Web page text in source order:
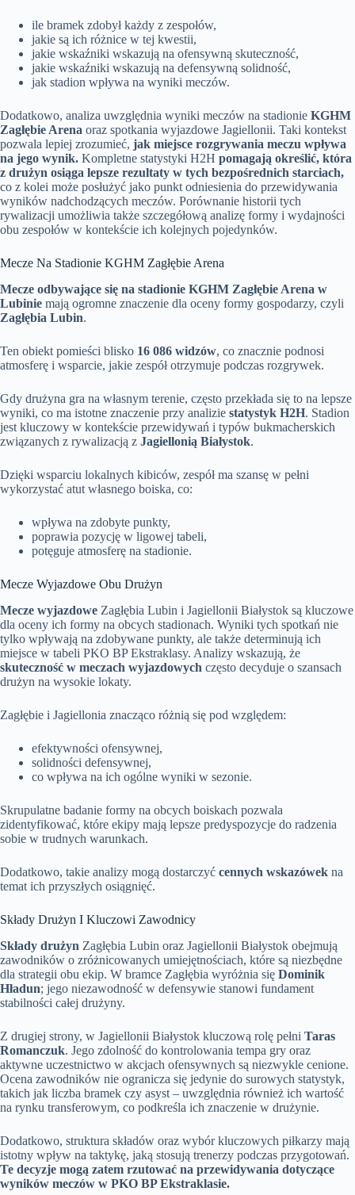
ile bramek zdobył każdy z zespołów,
jakie są ich różnice w tej kwestii,
jakie wskaźniki wskazują na ofensywną skuteczność,
jakie wskaźniki wskazują na defensywną solidność,
jak stadion wpływa na wyniki meczów.
Dodatkowo, analiza uwzględnia wyniki meczów na stadionie KGHM
Zagłębie Arena oraz spotkania wyjazdowe Jagiellonii. Taki kontekst
pozwala lepiej zrozumieć, jak miejsce rozgrywania meczu wpływa
na jego wynik. Kompletne statystyki H2H pomagają określić, która
z drużyn osiąga lepsze rezultaty w tych bezpośrednich starciach,
co z kolei może posłużyć jako punkt odniesienia do przewidywania
wyników nadchodzących meczów. Porównanie historii tych
rywalizacji umożliwia także szczegółową analizę formy i wydajności
obu zespołów w kontekście ich kolejnych pojedynków.
Mecze Na Stadionie KGHM Zagłębie Arena
Mecze odbywające się na stadionie KGHM Zagłębie Arena w
Lubinie mają ogromne znaczenie dla oceny formy gospodarzy, czyli
Zagłębia Lubin.
Ten obiekt pomieści blisko 16 086 widzów, co znacznie podnosi
atmosferę i wsparcie, jakie zespół otrzymuje podczas rozgrywek.
Gdy drużyna gra na własnym terenie, często przekłada się to na lepsze
wyniki, co ma istotne znaczenie przy analizie statystyk H2H. Stadion
jest kluczowy w kontekście przewidywań i typów bukmacherskich
związanych z rywalizacją z Jagiellonią Białystok.
Dzięki wsparciu lokalnych kibiców, zespół ma szansę w pełni
wykorzystać atut własnego boiska, co:
wpływa na zdobyte punkty,
poprawia pozycję w ligowej tabeli,
potęguje atmosferę na stadionie.
Mecze Wyjazdowe Obu Drużyn
Mecze wyjazdowe Zagłębia Lubin i Jagiellonii Białystok są kluczowe
dla oceny ich formy na obcych stadionach. Wyniki tych spotkań nie
tylko wpływają na zdobywane punkty, ale także determinują ich
miejsce w tabeli PKO BP Ekstraklasy. Analizy wskazują, że
skuteczność w meczach wyjazdowych często decyduje o szansach
drużyn na wysokie lokaty.
Zagłębie i Jagiellonia znacząco różnią się pod względem:
efektywności ofensywnej,
solidności defensywnej,
co wpływa na ich ogólne wyniki w sezonie.
Skrupulatne badanie formy na obcych boiskach pozwala
zidentyfikować, które ekipy mają lepsze predyspozycje do radzenia
sobie w trudnych warunkach.
Dodatkowo, takie analizy mogą dostarczyć cennych wskazówek na
temat ich przyszłych osiągnięć.
Składy Drużyn I Kluczowi Zawodnicy
Składy drużyn Zagłębia Lubin oraz Jagiellonii Białystok obejmują
zawodników o zróżnicowanych umiejętnościach, które są niezbędne
dla strategii obu ekip. W bramce Zagłębia wyróżnia się Dominik
Hładun; jego niezawodność w defensywie stanowi fundament
stabilności całej drużyny.
Z drugiej strony, w Jagiellonii Białystok kluczową rolę pełni Taras
Romanczuk. Jego zdolność do kontrolowania tempa gry oraz
aktywne uczestnictwo w akcjach ofensywnych są niezwykle cenione.
Ocena zawodników nie ogranicza się jedynie do surowych statystyk,
takich jak liczba bramek czy asyst – uwzględnia również ich wartość
na rynku transferowym, co podkreśla ich znaczenie w drużynie.
Dodatkowo, struktura składów oraz wybór kluczowych piłkarzy mają
istotny wpływ na taktykę, jaką stosują trenerzy podczas przygotowań.
Te decyzje mogą zatem rzutować na przewidywania dotyczące
wyników meczów w PKO BP Ekstraklasie.